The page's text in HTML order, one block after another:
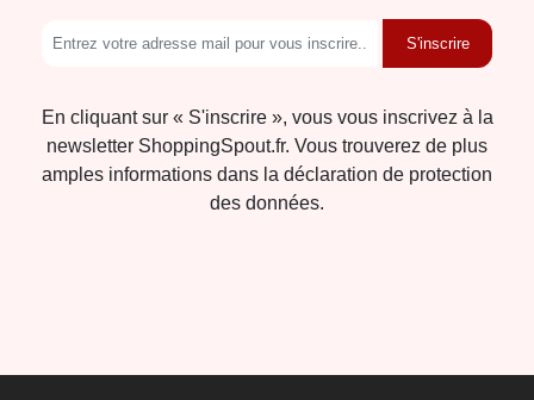
S'inscrire
En cliquant sur « S'inscrire », vous vous inscrivez à la
newsletter ShoppingSpout.fr. Vous trouverez de plus
amples informations dans la déclaration de protection
des données.